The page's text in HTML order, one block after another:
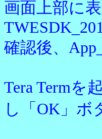
画面上部に
確認後、
Tera Termを
し「OK」ボ